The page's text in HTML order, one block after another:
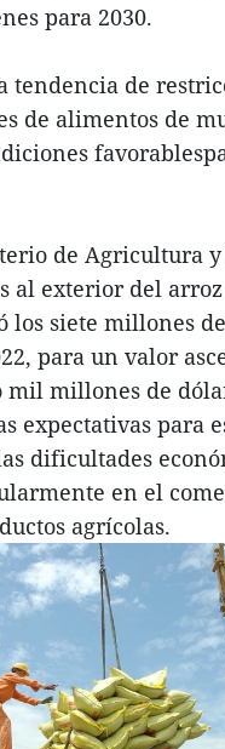
para 2030.
tendencia de
de alimentos de
de Agricultura
al exterior del
los siete millones de
para un valor
mil millones de
expectativas para
dificultades
en el
agrícolas.